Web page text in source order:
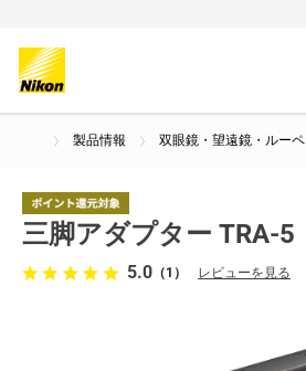
製品情報 双眼鏡・望遠鏡・ルーペ
三脚アダプター TRA-5
5.0 （1） レビューを見る